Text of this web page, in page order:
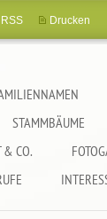
STAMMBÄUME
& CO.
RSS Drucken